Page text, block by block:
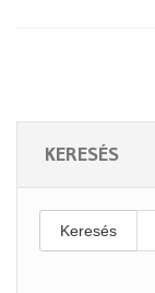
KERESÉS
Keresés